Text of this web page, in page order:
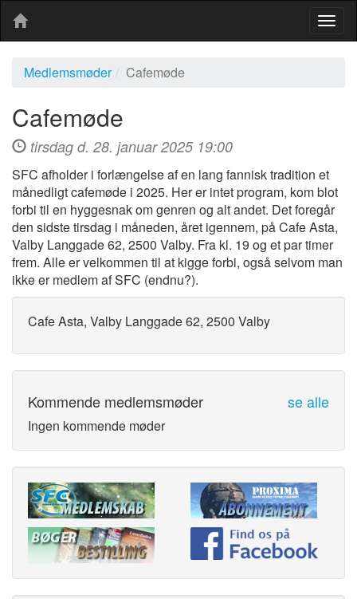
Medlemsmøder
Cafemøde
Cafemøde
tirsdag d. 28. januar 2025 19:00
SFC afholder i forlængelse af en lang fannisk tradition et
månedligt cafemøde i 2025. Her er intet program, kom blot
forbi til en hyggesnak om genren og alt andet. Det foregår
den sidste tirsdag i måneden, året igennem, på Cafe Asta,
Valby Langgade 62, 2500 Valby. Fra kl. 19 og et par timer
frem. Alle er velkommen til at kigge forbi, også selvom man
ikke er medlem af SFC (endnu?).
Cafe Asta, Valby Langgade 62, 2500 Valby
Kommende medlemsmøder se alle
Ingen kommende møder